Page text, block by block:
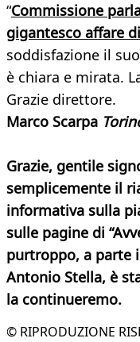
“Commissione
gigantesco affare
soddisfazione il
è chiara e mirata.
Grazie direttore.
Marco Scarpa
Grazie, gentile
semplicemente il
informativa sulla
sulle pagine di
purtroppo, a parte
Antonio Stella, è
la continueremo.
© RIPRODUZIONE